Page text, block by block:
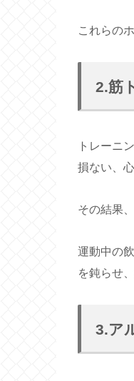
これらの
2.筋
トレーニ
損ない、
その結果
運動中の
を鈍らせ
3.ア